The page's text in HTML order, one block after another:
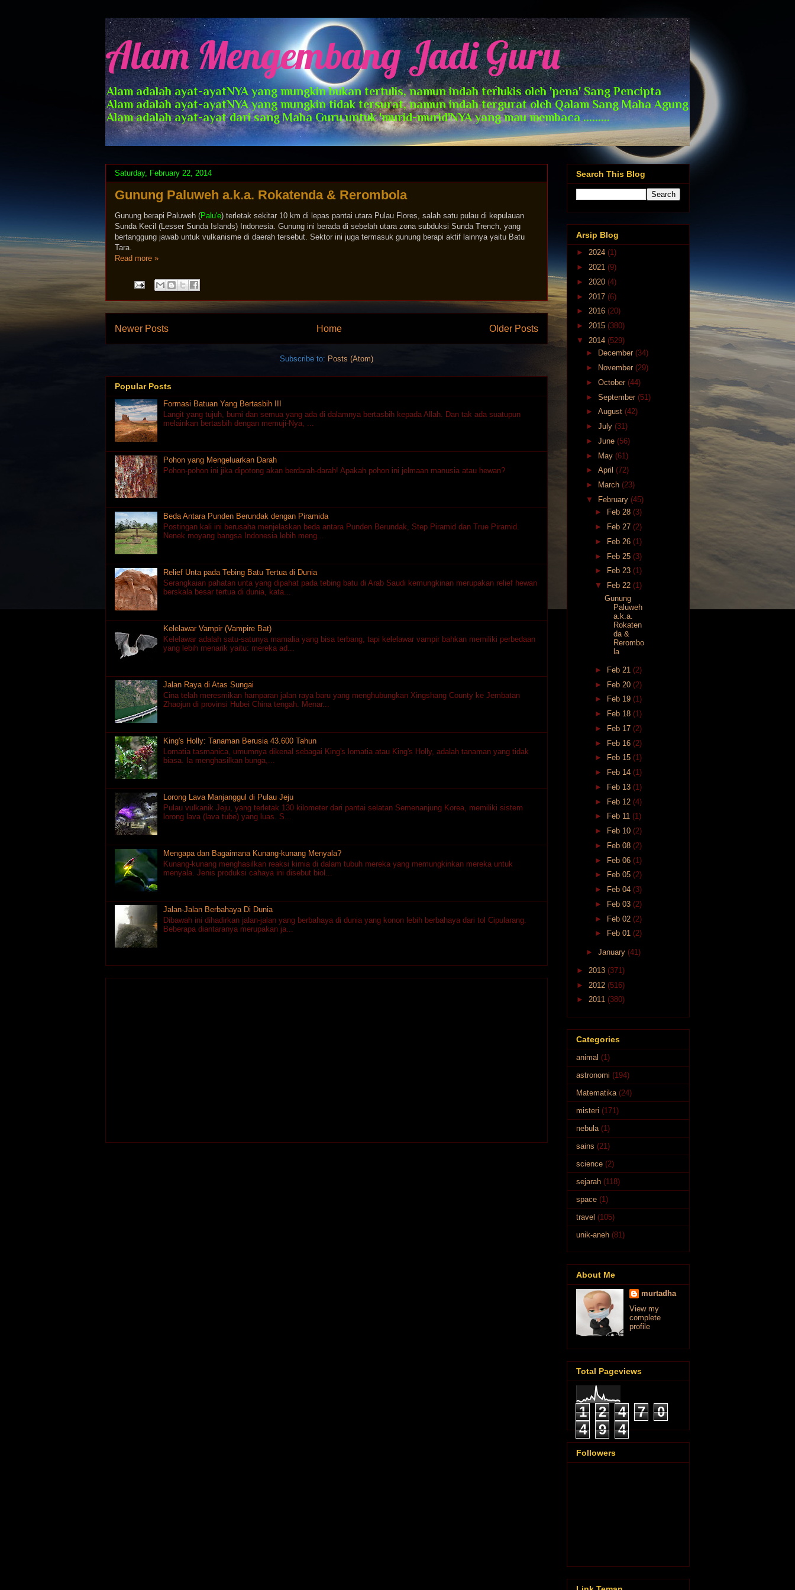
Alam Mengembang Jadi Guru
Alam adalah ayat-ayatNYA yang mungkin bukan tertulis, namun indah terlukis oleh 'pena' Sang Pencipta
Alam adalah ayat-ayatNYA yang mungkin tidak tersurat, namun indah tergurat oleh Qalam Sang Maha Agung
Alam adalah ayat-ayat dari sang Maha Guru untuk 'murid-murid'NYA yang mau membaca .........
Saturday, February 22, 2014
Gunung Paluweh a.k.a. Rokatenda & Rerombola
Gunung berapi Paluweh (Palu'e) terletak sekitar 10 km di lepas pantai utara Pulau Flores, salah satu pulau di kepulauan
Sunda Kecil (Lesser Sunda Islands) Indonesia. Gunung ini berada di sebelah utara zona subduksi Sunda Trench, yang
bertanggung jawab untuk vulkanisme di daerah tersebut. Sektor ini juga termasuk gunung berapi aktif lainnya yaitu Batu
Tara.
Read more »
Newer Posts Older Posts
Home
Subscribe to: Posts (Atom)
Popular Posts
Formasi Batuan Yang Bertasbih III
Langit yang tujuh, bumi dan semua yang ada di dalamnya bertasbih kepada Allah. Dan tak ada suatupun
melainkan bertasbih dengan memuji-Nya, ...
Pohon yang Mengeluarkan Darah
Pohon-pohon ini jika dipotong akan berdarah-darah! Apakah pohon ini jelmaan manusia atau hewan?
Beda Antara Punden Berundak dengan Piramida
Postingan kali ini berusaha menjelaskan beda antara Punden Berundak, Step Piramid dan True Piramid.
Nenek moyang bangsa Indonesia lebih meng...
Relief Unta pada Tebing Batu Tertua di Dunia
Serangkaian pahatan unta yang dipahat pada tebing batu di Arab Saudi kemungkinan merupakan relief hewan
berskala besar tertua di dunia, kata...
Kelelawar Vampir (Vampire Bat)
Kelelawar adalah satu-satunya mamalia yang bisa terbang, tapi kelelawar vampir bahkan memiliki perbedaan
yang lebih menarik yaitu: mereka ad...
Jalan Raya di Atas Sungai
Cina telah meresmikan hamparan jalan raya baru yang menghubungkan Xingshang County ke Jembatan
Zhaojun di provinsi Hubei China tengah. Menar...
King's Holly: Tanaman Berusia 43.600 Tahun
Lomatia tasmanica, umumnya dikenal sebagai King's lomatia atau King's Holly, adalah tanaman yang tidak
biasa. Ia menghasilkan bunga,...
Lorong Lava Manjanggul di Pulau Jeju
Pulau vulkanik Jeju, yang terletak 130 kilometer dari pantai selatan Semenanjung Korea, memiliki sistem
lorong lava (lava tube) yang luas. S...
Mengapa dan Bagaimana Kunang-kunang Menyala?
Kunang-kunang menghasilkan reaksi kimia di dalam tubuh mereka yang memungkinkan mereka untuk
menyala. Jenis produksi cahaya ini disebut biol...
Jalan-Jalan Berbahaya Di Dunia
Dibawah ini dihadirkan jalan-jalan yang berbahaya di dunia yang konon lebih berbahaya dari tol Cipularang.
Beberapa diantaranya merupakan ja...
Search This Blog
Arsip Blog
► 2024 (1)
► 2021 (9)
► 2020 (4)
► 2017 (6)
► 2016 (20)
► 2015 (380)
▼ 2014 (529)
►
December (34)
►
November (29)
► October (44)
► September (51)
► August (42)
► July (31)
► June (56)
► May (61)
► April (72)
►
March (23)
▼
February (45)
►
Feb 28 (3)
►
Feb 27 (2)
►
Feb 26 (1)
► Feb 25 (3)
►
Feb 23 (1)
▼
Feb 22 (1)
Gunung
Paluweh
a.k.a.
Rokaten
da &
Rerombo
la
► Feb 21 (2)
► Feb 20 (2)
►
Feb 19 (1)
►
Feb 18 (1)
►
Feb 17 (2)
► Feb 16 (2)
►
Feb 15 (1)
►
Feb 14 (1)
►
Feb 13 (1)
► Feb 12 (4)
►
Feb 11 (1)
►
Feb 10 (2)
►
Feb 08 (2)
► Feb 06 (1)
►
Feb 05 (2)
►
Feb 04 (3)
►
Feb 03 (2)
► Feb 02 (2)
►
Feb 01 (2)
► January (41)
► 2013 (371)
► 2012 (516)
► 2011 (380)
Categories
animal (1)
astronomi (194)
Matematika (24)
misteri (171)
nebula (1)
sains (21)
science (2)
sejarah (118)
space (1)
travel (105)
unik-aneh (81)
About Me
murtadha
View my
complete
profile
Total Pageviews
1 2 4 7
0
4
9 4
Followers